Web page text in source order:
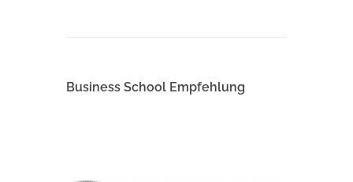
Business School Empfehlung